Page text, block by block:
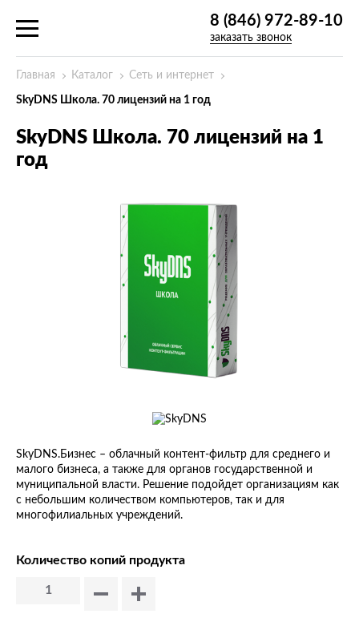
8 (846) 972-89-10
заказать звонок
Главная Каталог Сеть и интернет
SkyDNS Школа. 70 лицензий на 1 год
SkyDNS Школа. 70 лицензий на 1
год
SkyDNS.Бизнес – облачный контент-фильтр для среднего и
малого бизнеса, а также для органов государственной и
муниципальной власти. Решение подойдет организациям как
с небольшим количеством компьютеров, так и для
многофилиальных учреждений.
Количество копий продукта